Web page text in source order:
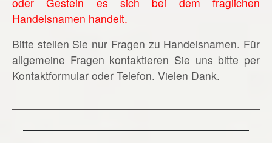
Handelsnamen handelt.
Bitte stellen Sie nur Fragen zu Handelsnamen. Für
allgemeine Fragen kontaktieren Sie uns bitte per
Kontaktformular oder Telefon. Vielen Dank.